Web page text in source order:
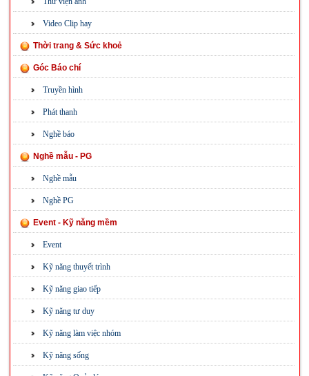
Video Clip hay
Thời trang & Sức khoẻ
Góc Báo chí
Truyền hình
Phát thanh
Nghề báo
Nghề mẫu - PG
Nghề mẫu
Nghề PG
Event - Kỹ năng mềm
Event
Kỹ năng thuyết trình
Kỹ năng giao tiếp
Kỹ năng tư duy
Kỹ năng làm việc nhóm
Kỹ năng sống